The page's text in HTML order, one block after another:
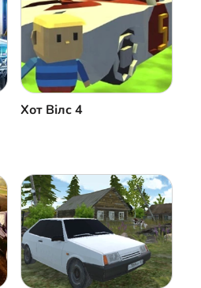
Хот Вілс 4